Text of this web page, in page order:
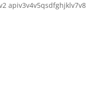
apiv3v4v5qsdfghjklv7v8